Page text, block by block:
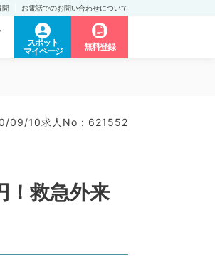
問 お電話でのお問い合わせについて
スポット
マイページ
無料登録
09/10求人No : 621552
！救急外来